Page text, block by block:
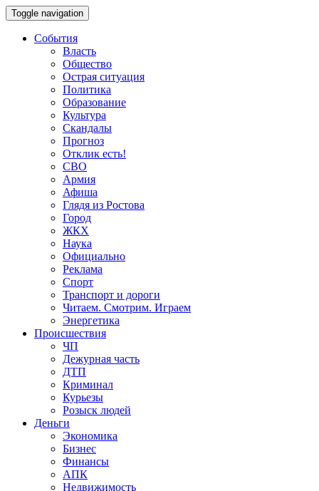
Toggle navigation
События
Власть
Общество
Острая ситуация
Политика
Образование
Культура
Скандалы
Прогноз
Отклик есть!
СВО
Армия
Афиша
Глядя из Ростова
Город
ЖКХ
Наука
Официально
Реклама
Спорт
Транспорт и дороги
Читаем. Смотрим. Играем
Энергетика
Происшествия
ЧП
Дежурная часть
ДТП
Криминал
Курьезы
Розыск людей
Деньги
Экономика
Бизнес
Финансы
АПК
Недвижимость